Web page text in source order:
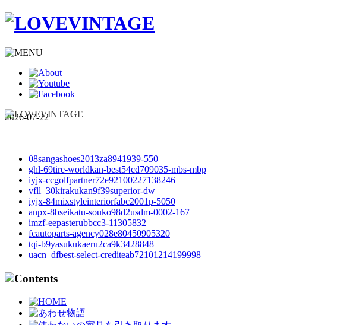
2026-07-22
08sangashoes2013za8941939-550
ghl-69tire-worldkan-best54cd709035-mbs-mbp
iyjx-ccgolfpartner72e92100227138246
vfll_30kirakukan9f39superior-dw
iyjx-84mixstyleinteriorfabc2001p-5050
anpx-8bseikatu-souko98d2usdm-0002-167
imzf-eepasterubbcc3-11305832
fcautoparts-agency028e80450905320
tqi-b9yasukukaeru2ca9k3428848
uacn_dfbest-select-crediteab72101214199998